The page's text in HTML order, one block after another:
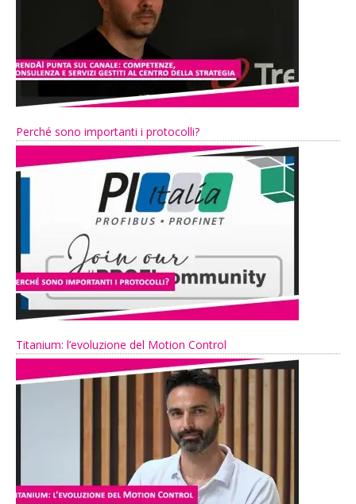
Perché sono importanti i protocolli?
Titanium: l’evoluzione del Motion Control